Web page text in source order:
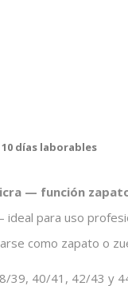
10 días laborables
— función
ideal para uso
como zapato o
39, 40/41, 42/43 y